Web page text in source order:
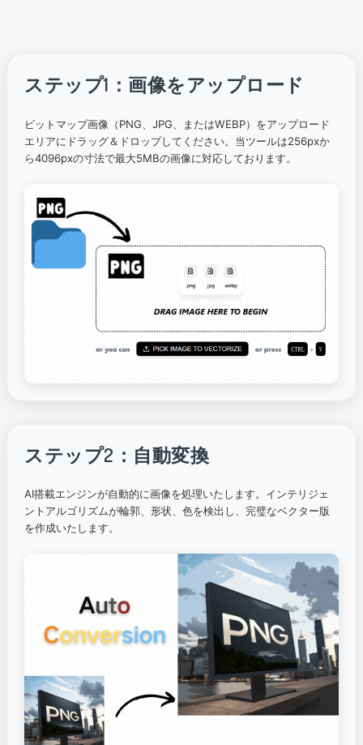
ステップ1：画像をアップロード
ビットマップ画像（PNG、JPG、またはWEBP）をアップロード
エリアにドラッグ＆ドロップしてください。当ツールは256pxか
ら4096pxの寸法で最大5MBの画像に対応しております。
ステップ2：自動変換
AI搭載エンジンが自動的に画像を処理いたします。インテリジェ
ントアルゴリズムが輪郭、形状、色を検出し、完璧なベクター版
を作成いたします。